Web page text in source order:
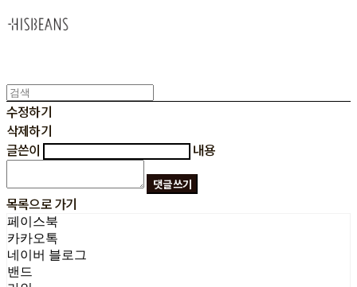
수정하기
삭제하기
글쓴이
내용
댓글 쓰기
목록으로 가기
페이스북
카카오톡
네이버 블로그
밴드